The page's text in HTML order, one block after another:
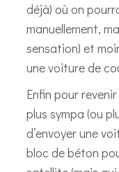
déjà) où on
manuellement,
sensation) et
une voiture de
Enfin pour
plus sympa (ou
d’envoyer une
bloc de béton